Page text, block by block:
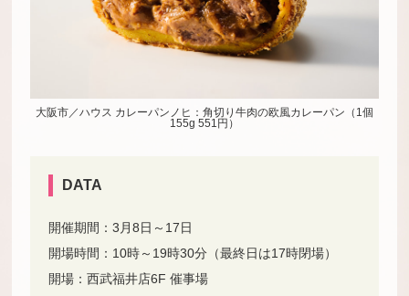
大阪市／ハウス カレーパンノヒ：角切り牛肉の欧風カレーパン（1個
155g 551円）
DATA
開催期間：3月8日～17日
開場時間：10時～19時30分（最終日は17時閉場）
開場：西武福井店6F 催事場